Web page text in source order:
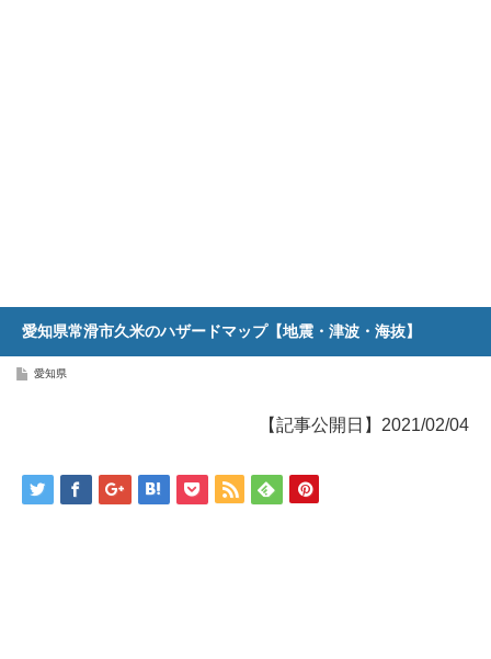
愛知県常滑市久米のハザードマップ【地震・津波・海抜】
愛知県
【記事公開日】2021/02/04